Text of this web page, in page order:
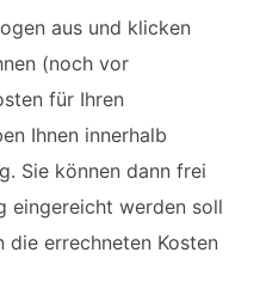
aus und klicken
(noch vor
für Ihren
Ihnen innerhalb
Sie können dann frei
eingereicht werden soll
errechneten Kosten